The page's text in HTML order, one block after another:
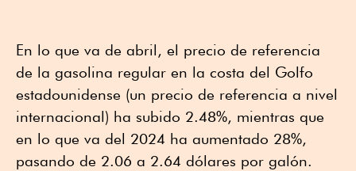
En lo que va de abril, el precio de referencia
de la gasolina regular en la costa del Golfo
estadounidense (un precio de referencia a nivel
internacional) ha subido 2.48%, mientras que
en lo que va del 2024 ha aumentado 28%,
pasando de 2.06 a 2.64 dólares por galón.